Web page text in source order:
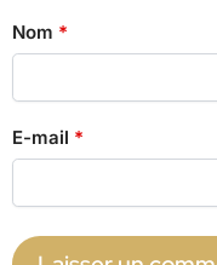
Nom *
E-mail *